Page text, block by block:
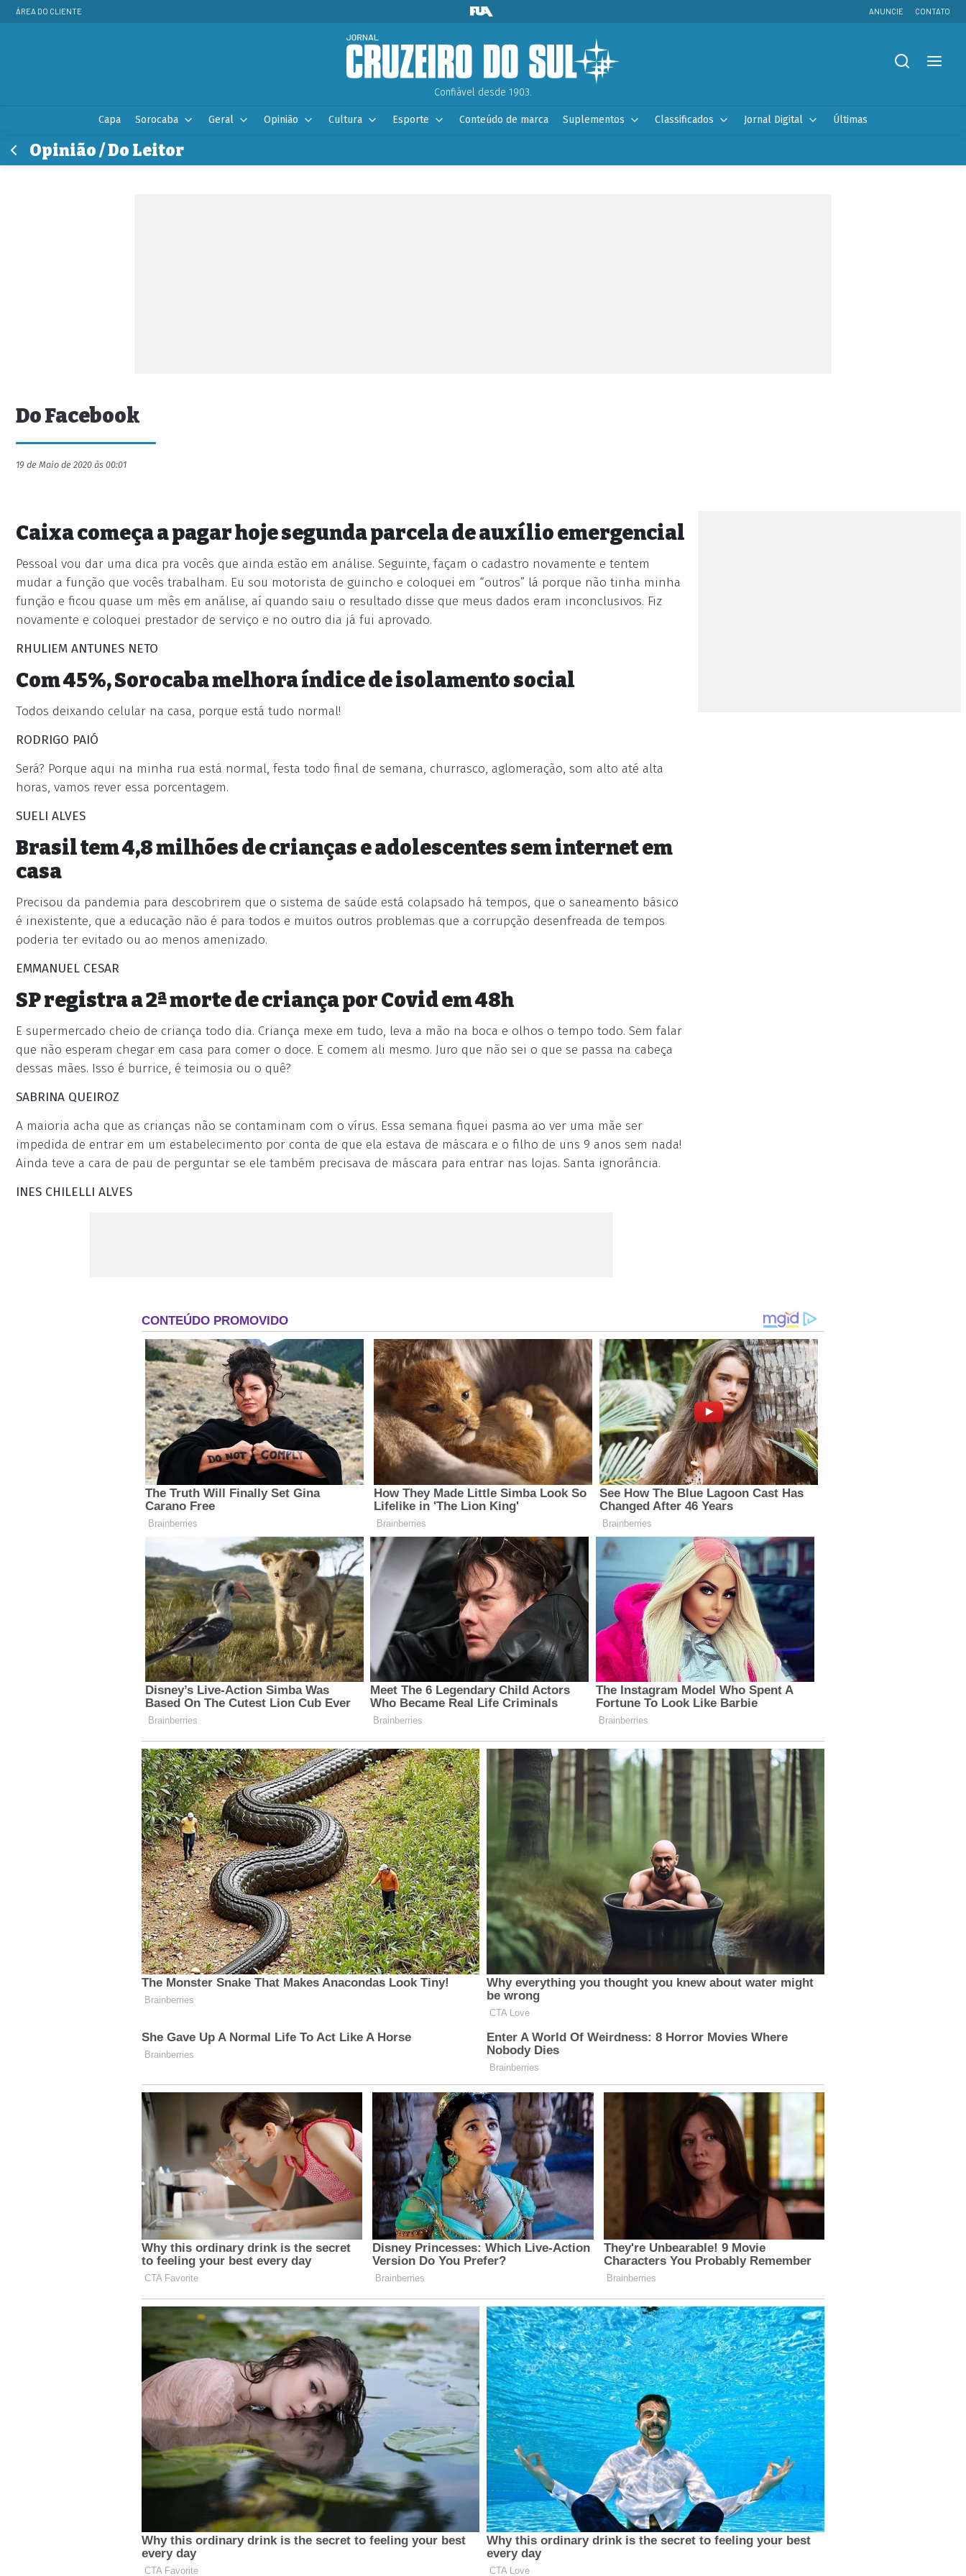
ÁREA DO CLIENTE ANUNCIE CONTATO
Confiável desde 1903.
Capa Sorocaba Geral Opinião Cultura Esporte Conteúdo de marca Suplementos Classificados Jornal Digital Últimas
Opinião / Do Leitor
Do Facebook
19 de Maio de 2020 às 00:01
Caixa começa a pagar hoje segunda parcela de auxílio emergencial
Pessoal vou dar uma dica pra vocês que ainda estão em análise. Seguinte, façam o cadastro novamente e tentem
mudar a função que vocês trabalham. Eu sou motorista de guincho e coloquei em “outros” lá porque não tinha minha
função e ficou quase um mês em análise, aí quando saiu o resultado disse que meus dados eram inconclusivos. Fiz
novamente e coloquei prestador de serviço e no outro dia já fui aprovado.
RHULIEM ANTUNES NETO
Com 45%, Sorocaba melhora índice de isolamento social
Todos deixando celular na casa, porque está tudo normal!
RODRIGO PAIÓ
Será? Porque aqui na minha rua está normal, festa todo final de semana, churrasco, aglomeração, som alto até alta
horas, vamos rever essa porcentagem.
SUELI ALVES
Brasil tem 4,8 milhões de crianças e adolescentes sem internet em
casa
Precisou da pandemia para descobrirem que o sistema de saúde está colapsado há tempos, que o saneamento básico
é inexistente, que a educação não é para todos e muitos outros problemas que a corrupção desenfreada de tempos
poderia ter evitado ou ao menos amenizado.
EMMANUEL CESAR
SP registra a 2ª morte de criança por Covid em 48h
E supermercado cheio de criança todo dia. Criança mexe em tudo, leva a mão na boca e olhos o tempo todo. Sem falar
que não esperam chegar em casa para comer o doce. E comem ali mesmo. Juro que não sei o que se passa na cabeça
dessas mães. Isso é burrice, é teimosia ou o quê?
SABRINA QUEIROZ
A maioria acha que as crianças não se contaminam com o vírus. Essa semana fiquei pasma ao ver uma mãe ser
impedida de entrar em um estabelecimento por conta de que ela estava de máscara e o filho de uns 9 anos sem nada!
Ainda teve a cara de pau de perguntar se ele também precisava de máscara para entrar nas lojas. Santa ignorância.
INES CHILELLI ALVES